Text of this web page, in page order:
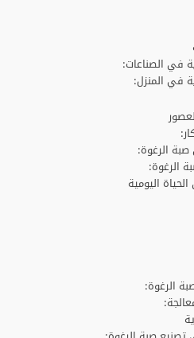
في الصناعات:
في المنزل:
صبة الرغوة:
الرغوة:
اليومية
الرغوة: